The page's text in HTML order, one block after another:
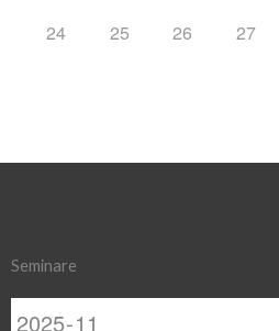
24 25 26 27
Seminare